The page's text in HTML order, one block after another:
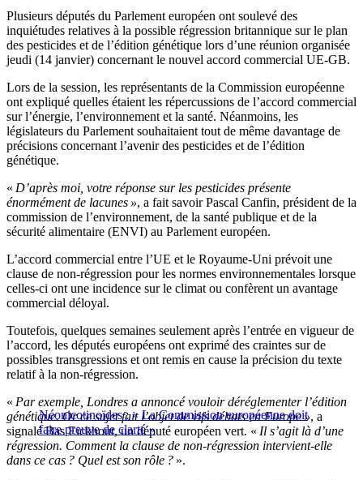
Plusieurs députés du Parlement européen ont soulevé des
inquiétudes relatives à la possible régression britannique sur le plan
des pesticides et de l’édition génétique lors d’une réunion organisée
jeudi (14 janvier) concernant le nouvel accord commercial UE-GB.
Lors de la session, les représentants de la Commission européenne
ont expliqué quelles étaient les répercussions de l’accord commercial
sur l’énergie, l’environnement et la santé. Néanmoins, les
législateurs du Parlement souhaitaient tout de même davantage de
précisions concernant l’avenir des pesticides et de l’édition
génétique.
« D’après moi, votre réponse sur les pesticides présente
énormément de lacunes », a fait savoir Pascal Canfin, président de la
commission de l’environnement, de la santé publique et de la
sécurité alimentaire (ENVI) au Parlement européen.
L’accord commercial entre l’UE et le Royaume-Uni prévoit une
clause de non-régression pour les normes environnementales lorsque
celles-ci ont une incidence sur le climat ou confèrent un avantage
commercial déloyal.
Toutefois, quelques semaines seulement après l’entrée en vigueur de
l’accord, les députés européens ont exprimé des craintes sur de
possibles transgressions et ont remis en cause la précision du texte
relatif à la non-régression.
Néonicotinoïdes : « La Commission européenne doit
faire preuve de clarté »
« Par exemple, Londres a annoncé vouloir déréglementer l’édition
génétique. Or ce sujet fait l’objet de vifs débats en Europe », a
signalé Bas Eickhout, un député européen vert. « Il s’agit là d’une
régression. Comment la clause de non-régression intervient-elle
dans ce cas ? Quel est son rôle ? ».